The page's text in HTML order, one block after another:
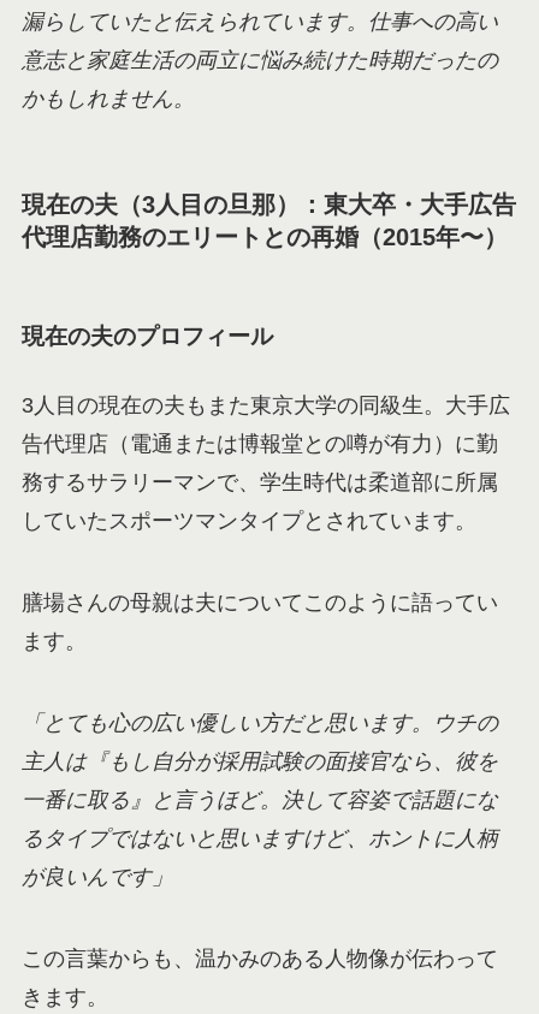
漏らしていたと伝えられています。仕事への高い
意志と家庭生活の両立に悩み続けた時期だったの
かもしれません。
現在の夫（3人目の旦那）：東大卒・大手広告
代理店勤務のエリートとの再婚（2015年〜）
現在の夫のプロフィール
3人目の現在の夫もまた東京大学の同級生。大手広
告代理店（電通または博報堂との噂が有力）に勤
務するサラリーマンで、学生時代は柔道部に所属
していたスポーツマンタイプとされています。
膳場さんの母親は夫についてこのように語ってい
ます。
「とても心の広い優しい方だと思います。ウチの
主人は『もし自分が採用試験の面接官なら、彼を
一番に取る』と言うほど。決して容姿で話題にな
るタイプではないと思いますけど、ホントに人柄
が良いんです」
この言葉からも、温かみのある人物像が伝わって
きます。